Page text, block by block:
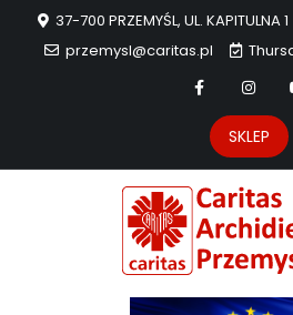
37-700 PRZEMYŚL, UL. KAPITULNA 1
przemysl@caritas.pl
SKLEP